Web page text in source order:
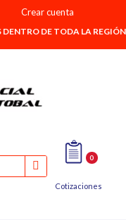
Crear cuenta
DE TODA LA REGIÓN
0
Cotizaciones